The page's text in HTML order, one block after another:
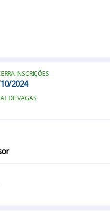
INSCRIÇÕES
2024
DE VAGAS